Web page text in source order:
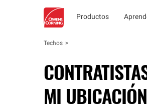
Productos
Techos
MI UBICACIÓN